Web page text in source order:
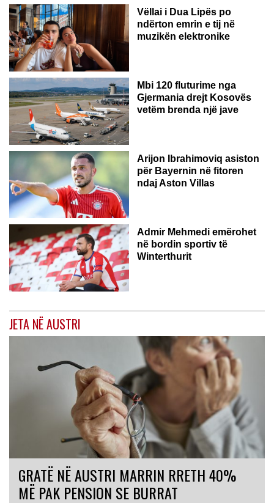
Vëllai i Dua Lipës po
ndërton emrin e tij në
muzikën elektronike
GJERMANI
Mbi 120 fluturime nga
Gjermania drejt Kosovës
vetëm brenda një jave
Arijon Ibrahimoviq asiston
për Bayernin në fitoren
ndaj Aston Villas
ZVICËR
Admir Mehmedi emërohet
në bordin sportiv të
Winterthurit
JETA NË AUSTRI
GRATË NË AUSTRI MARRIN RRETH 40%
MË PAK PENSION SE BURRAT